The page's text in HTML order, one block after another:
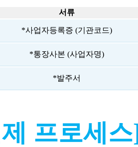
서류
*사업자등록증 (기관코드)
*통장사본 (사업자명)
*발주서
프로세